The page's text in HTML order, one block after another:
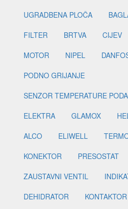
UGRADBENA PLOČA
FILTER
BRTVA CIJEV
MOTOR
NIPEL
PODNO GRIJANJE
SENZOR TEMPERATURE PODA
ELEKTRA
GLAMOX
ALCO
ELIWELL
KONEKTOR
PRESOSTAT
ZAUSTAVNI VENTIL
DEHIDRATOR
KONTAKTOR